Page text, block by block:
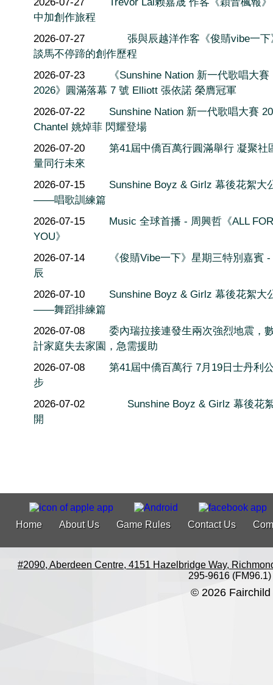
中加創作旅程
2026-07-27
張與辰越洋作客《俊䝼vibe一下
談馬不停蹄的創作歷程
2026-07-23
《Sunshine Nation 新一代歌唱大賽
2026》圓滿落幕 7 號 Elliott 張依諾 榮膺冠軍
2026-07-22
Sunshine Nation 新一代歌唱大賽
Chantel 姚焯菲 閃耀登場
2026-07-20
第41屆中僑百萬行圓滿舉行 凝聚社
量同行未來
2026-07-15
Sunshine Boyz & Girlz 幕後花絮大
——唱歌訓練篇
2026-07-15
Music 全球首播 - 周興哲《ALL FOR
YOU》
2026-07-14
《俊䝼Vibe一下》星期三特別嘉賓
辰
2026-07-10
Sunshine Boyz & Girlz 幕後花絮大
——舞蹈排練篇
2026-07-08
委內瑞拉接連發生兩次強烈地震，
計家庭失去家園，急需援助
2026-07-08
第41屆中僑百萬行 7月19日士丹利
步
2026-07-02
Sunshine Boyz & Girlz 幕後花
開
Home About Us Game Rules Contact Us
#2090, Aberdeen Centre, 4151 Hazelbridge Way,
295-9616 (FM96.1)
© 2026 Fairchild